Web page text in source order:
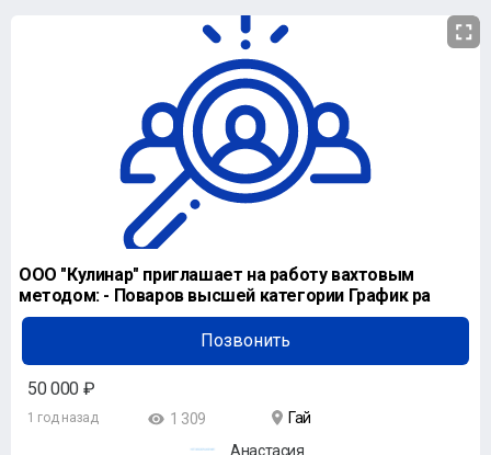
ООО "Кулинар" приглашает на работу вахтовым
методом: - Поваров высшей категории График ра
Позвонить
50 000 ₽
1 год назад 1 309
Гай
Анастасия